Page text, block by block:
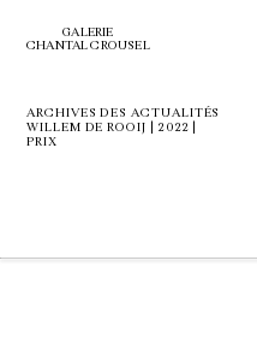
GALERIE
CHANTAL CROUSEL
ARCHIVES DES ACTUALITÉS
WILLEM DE ROOIJ | 2022 |
PRIX